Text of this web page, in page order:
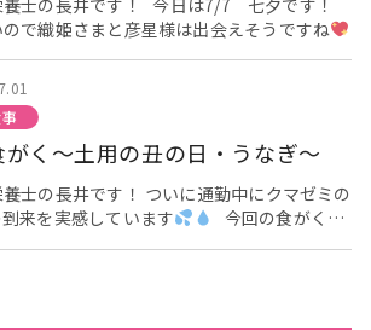
ても素敵な笑顔で、記念撮影に応じてくださ
ます！！ どうか、皆様の願い事が
天ま
・
お祈り申し上げます \(*^▽^*)/
養士の長井です！ 今日は7/7 七夕です！
で織姫さまと彦星様は出会えそうですね
なお願い事をしましたか？？ ご利用者様の短
食べたい」というものが多くみられまし
ります
た
昨年の7月の食がくで紹介させていただき
はこちらをご覧ください
事のお写真です
「冷たくてさっぱりして
をいただきました
中には「つめたぁ
いらっしゃいましたが
「おそうめんな
がく～土用の丑の日・うなぎ～
士の長井です！ ついに通勤中にクマゼミの
来を実感しています
今回の食がく